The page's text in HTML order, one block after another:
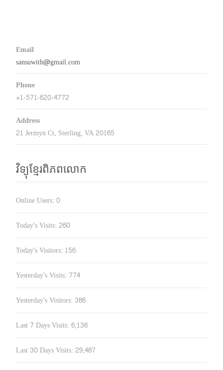
Email
sansuwith@gmail.com
Phone
+1-571-620-4772
Address
21 Jermyn Ct, Sterling, VA 20165
វិទ្យុខ្មែរពិភពលោក
Online Users: 0
Today's Visits: 260
Today's Visitors: 156
Yesterday's Visits: 774
Yesterday's Visitors: 386
Last 7 Days Visits: 6,136
Last 30 Days Visits: 29,487